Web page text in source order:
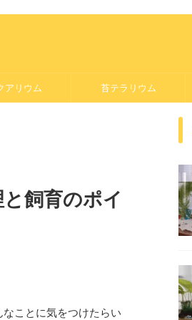
アリウム 苔テラリウム
飼育のポイ
ことに気をつけたらい